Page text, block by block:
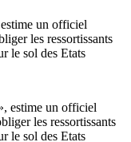
un officiel
les ressortissants
le sol des Etats
estime un officiel
les ressortissants
le sol des Etats